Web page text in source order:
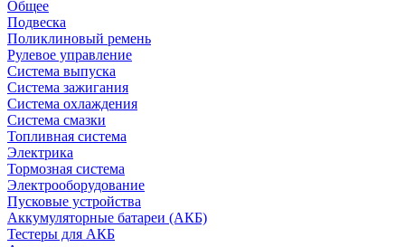
Общее
Подвеска
Поликлиновый ремень
Рулевое управление
Система выпуска
Система зажигания
Система охлаждения
Система смазки
Топливная система
Электрика
Тормозная система
Электрооборудование
Пусковые устройства
Аккумуляторные батареи (АКБ)
Тестеры для АКБ